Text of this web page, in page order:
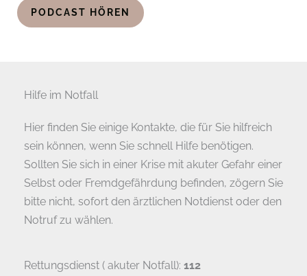
PODCAST HÖREN
Hilfe im Notfall
Hier finden Sie einige Kontakte, die für Sie hilfreich
sein können, wenn Sie schnell Hilfe benötigen.
Sollten Sie sich in einer Krise mit akuter Gefahr einer
Selbst oder Fremdgefährdung befinden, zögern Sie
bitte nicht, sofort den ärztlichen Notdienst oder den
Notruf zu wählen.
Rettungsdienst ( akuter Notfall): 112